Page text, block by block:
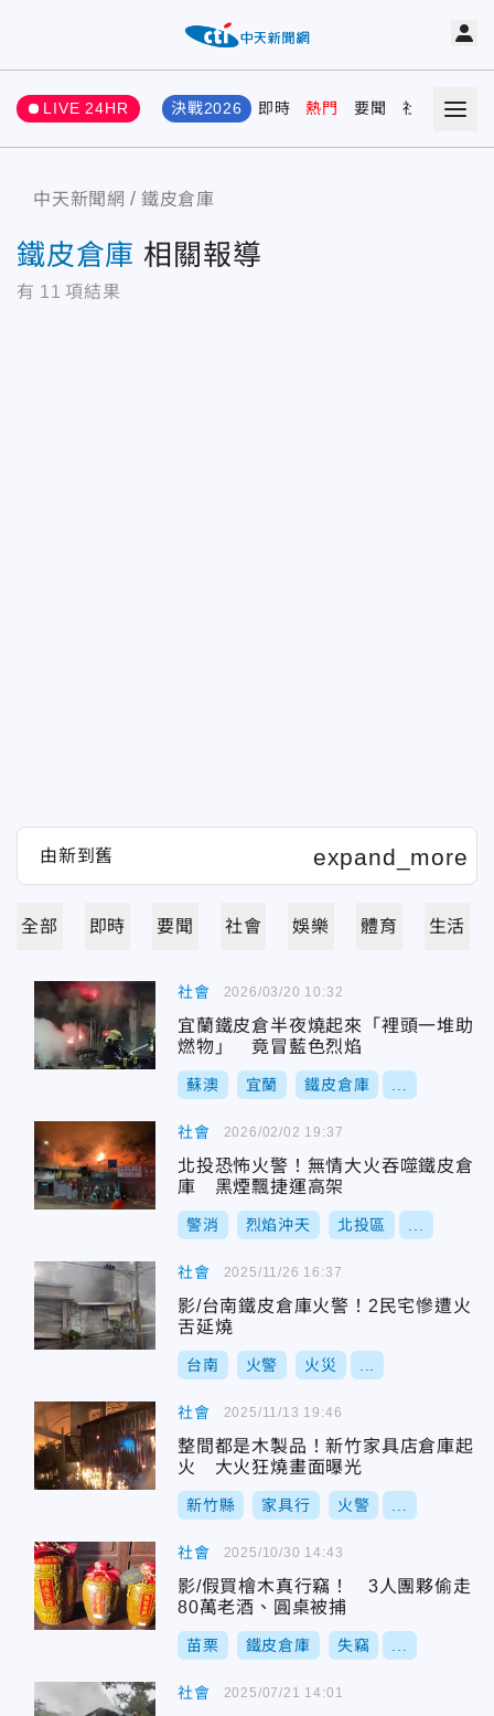
LIVE 24HR 決戰2026 即時 熱門 要聞 社會 娛樂
中天新聞網 鐵皮倉庫
鐵皮倉庫 相關報導
有 11 項結果
全部 即時 要聞 社會 娛樂 體育 生活
社會
宜蘭鐵皮倉半夜燒起來「裡頭一堆助
燃物」 竟冒藍色烈焰
蘇澳 宜蘭 鐵皮倉庫
2026/03/20 10:32
社會
北投恐怖火警！無情大火吞噬鐵皮倉
庫 黑煙飄捷運高架
警消 烈焰沖天 北投區
2026/02/02 19:37
社會
影/台南鐵皮倉庫火警！2民宅慘遭火
舌延燒
台南 火警 火災
2025/11/26 16:37
社會
整間都是木製品！新竹家具店倉庫起
火 大火狂燒畫面曝光
新竹縣 家具行 火警
2025/11/13 19:46
社會
影/假買檜木真行竊！ 3人團夥偷走
80萬老酒、圓桌被捕
苗栗 鐵皮倉庫 失竊
2025/10/30 14:43
社會 2025/07/21 14:01